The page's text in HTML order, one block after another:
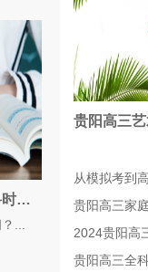
贵阳高三学生如何高效规划全科时间？这份计划表请收好
...
从模拟考到
贵阳高三家
2024贵阳高
贵阳高三全